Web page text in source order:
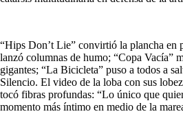
“Hips Don’t Lie” convirtió la plancha en
lanzó columnas de humo; “Copa Vacía”
gigantes; “La Bicicleta” puso a todos a
Silencio. El video de la loba con sus
tocó fibras profundas: “Lo único que
momento más íntimo en medio de la